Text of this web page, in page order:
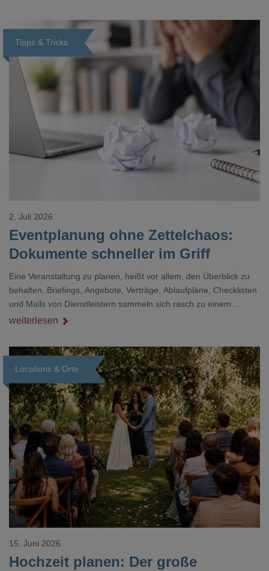
Tipps & Tricks
Loading...
Eventplanung ohne Zettelchaos:
Dokumente schneller im Griff
2. Juli 2026
Eine Veranstaltung zu planen, heißt vor allem, den Überblick zu
behalten. Briefings, Angebote, Verträge, Ablaufpläne, Checklisten
und Mails von Dienstleistern sammeln sich rasch zu einem
unübersichtlichen Stapel. Wer schon einmal kurz vor einem Event
Dokument gesucht hat, kennt das mulmige Gefühl.
weiterlesen
Locations & Orte
Loading...
Hochzeit planen: Der große
15. Juni 2026